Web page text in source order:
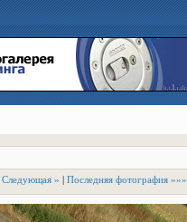
Следующая » | Последняя фотография »»»